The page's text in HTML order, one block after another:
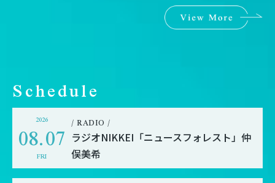
Schedule
2026
08.07
FRI
/ RADIO /
ラジオNIKKEI「ニュースフォレスト」仲
俣美希